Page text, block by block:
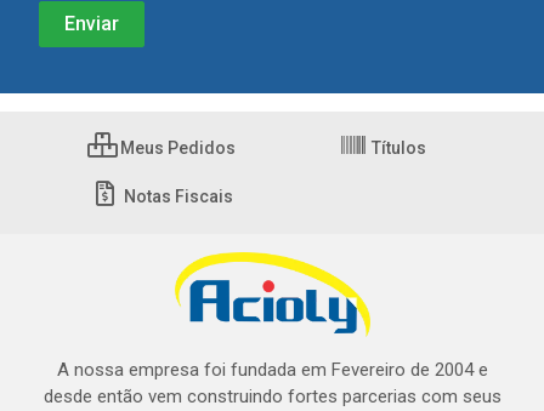
Meus Pedidos Títulos
Notas Fiscais
A nossa empresa foi fundada em Fevereiro de 2004 e
desde então vem construindo fortes parcerias com seus